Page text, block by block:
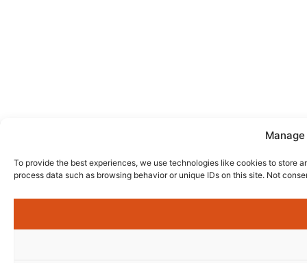
To provide the best experiences, we use technologies like cookies to store
process data such as browsing behavior or unique IDs on this site. Not